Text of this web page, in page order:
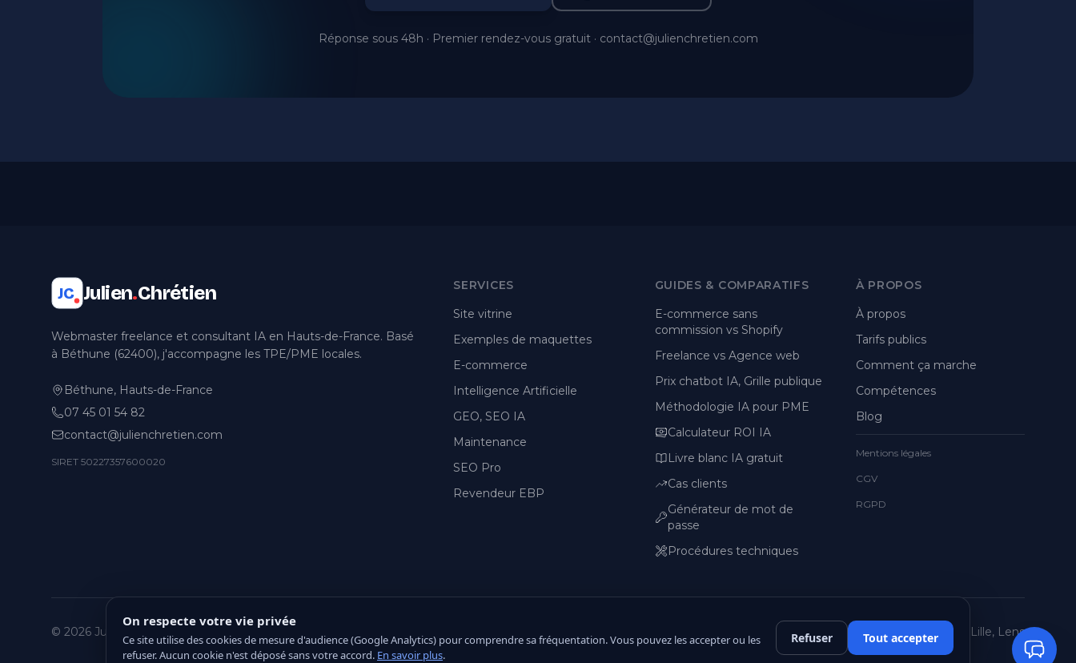
Réponse sous 48h · Premier rendez-vous gratuit · contact@julienchretien.com
JC Julien.Chrétien
Webmaster freelance et consultant IA en Hauts-de-France. Basé
à Béthune (62400), j'accompagne les TPE/PME locales.
Béthune, Hauts-de-France
07 45 01 54 82
contact@julienchretien.com
SIRET 50227357600020
SERVICES
Site vitrine
Exemples de maquettes
E-commerce
Intelligence Artificielle
GEO, SEO IA
Maintenance
SEO Pro
Revendeur EBP
GUIDES & COMPARATIFS
E-commerce sans
commission vs Shopify
Freelance vs Agence web
Prix chatbot IA, Grille publique
Méthodologie IA pour PME
Calculateur ROI IA
Livre blanc IA gratuit
Cas clients
Générateur de mot de
passe
Procédures techniques
À PROPOS
À propos
Tarifs publics
Comment ça marche
Compétences
Blog
Mentions légales
CGV
RGPD
© 2026 Julien Chrétien. Tous droits réservés. Webmaster freelance, Béthune, Arras, Lille, Lens
On respecte votre vie privée
Ce site utilise des cookies de mesure d'audience (Google Analytics) pour comprendre sa fréquentation. Vous pouvez les accepter ou les
refuser. Aucun cookie n'est déposé sans votre accord. En savoir plus.
Refuser Tout accepter